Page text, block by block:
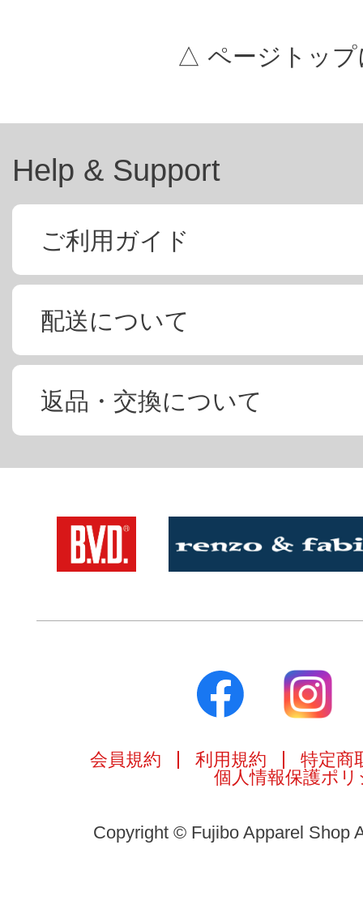
△ ページトップ
Help & Support
ご利用ガイド
配送について
返品・交換について
会員規約 利用規約
特定商
個人情報保護ポリ
Copyright © Fujibo Apparel Shop